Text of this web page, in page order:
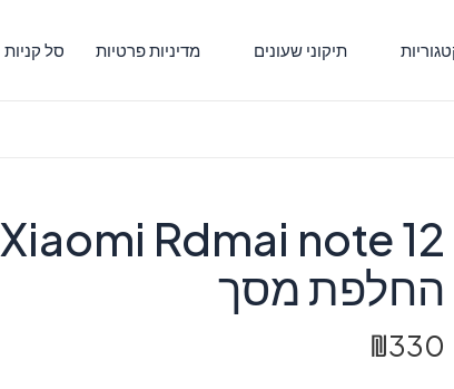
תיקוני שעונים מדיניות פרטיות סל קניות
Xiaomi Rdmai note 12
החלפת מסך
₪330